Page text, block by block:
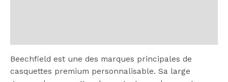
Beechfield est une des marques principales de
casquettes premium personnalisable. Sa large